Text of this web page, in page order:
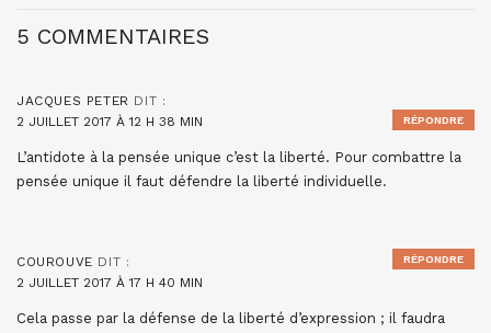
5 COMMENTAIRES
JACQUES PETER DIT :
2 JUILLET 2017 À 12 H 38 MIN
L’antidote à la pensée unique c’est la liberté. Pour combattre la
pensée unique il faut défendre la liberté individuelle.
RÉPONDRE
COUROUVE DIT :
2 JUILLET 2017 À 17 H 40 MIN
Cela passe par la défense de la liberté d’expression ; il faudra
RÉPONDRE